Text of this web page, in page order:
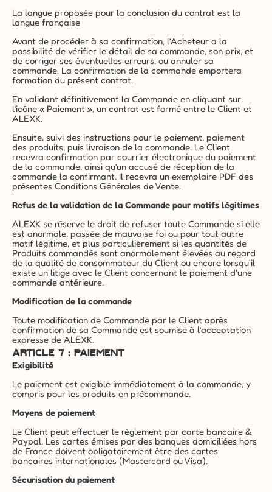
La langue proposée pour la conclusion du contrat est la
langue française
Avant de procéder à sa confirmation, l’Acheteur a la
possibilité de vérifier le détail de sa commande, son prix, et
de corriger ses éventuelles erreurs, ou annuler sa
commande. La confirmation de la commande emportera
formation du présent contrat.
En validant définitivement la Commande en cliquant sur
l’icône « Paiement », un contrat est formé entre le Client et
ALEXK.
Ensuite, suivi des instructions pour le paiement, paiement
des produits, puis livraison de la commande. Le Client
recevra confirmation par courrier électronique du paiement
de la commande, ainsi qu’un accusé de réception de la
commande la confirmant. Il recevra un exemplaire PDF des
présentes Conditions Générales de Vente.
Refus de la validation de la Commande pour motifs légitimes
ALEXK se réserve le droit de refuser toute Commande si elle
est anormale, passée de mauvaise foi ou pour tout autre
motif légitime, et plus particulièrement si les quantités de
Produits commandés sont anormalement élevées au regard
de la qualité de consommateur du Client ou encore lorsqu'il
existe un litige avec le Client concernant le paiement d'une
commande antérieure.
Modification de la commande
Toute modification de Commande par le Client après
confirmation de sa Commande est soumise à l’acceptation
expresse de ALEXK.
ARTICLE 7 : PAIEMENT
Exigibilité
Le paiement est exigible immédiatement à la commande, y
compris pour les produits en précommande.
Moyens de paiement
Le Client peut effectuer le règlement par carte bancaire &
Paypal. Les cartes émises par des banques domiciliées hors
de France doivent obligatoirement être des cartes
bancaires internationales (Mastercard ou Visa).
Sécurisation du paiement